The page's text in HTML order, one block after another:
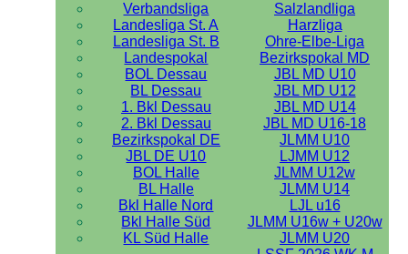
Verbandsliga
Salzlandliga
Landesliga St. A
Harzliga
Landesliga St. B
Ohre-Elbe-Liga
Landespokal
Bezirkspokal MD
BOL Dessau
JBL MD U10
BL Dessau
JBL MD U12
1. Bkl Dessau
JBL MD U14
2. Bkl Dessau
JBL MD U16-18
Bezirkspokal DE
JLMM U10
JBL DE U10
LJMM U12
BOL Halle
JLMM U12w
BL Halle
JLMM U14
Bkl Halle Nord
LJL u16
Bkl Halle Süd
JLMM U16w + U20w
KL Süd Halle
JLMM U20